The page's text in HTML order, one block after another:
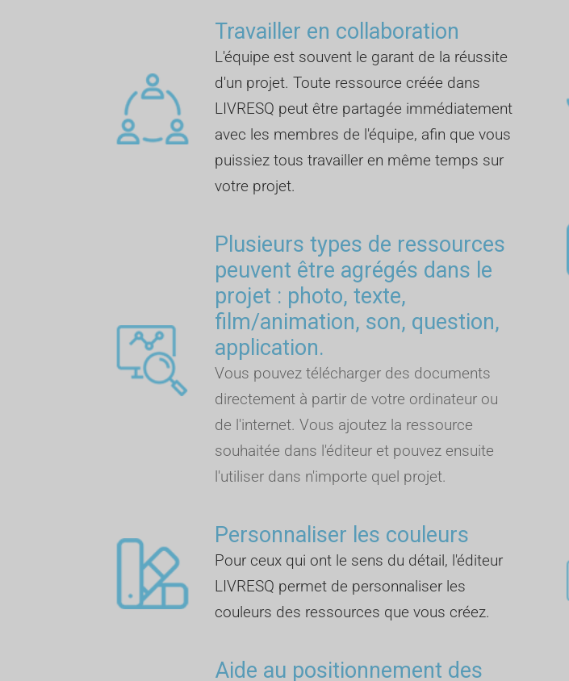
Travailler en collaboration
L'équipe est souvent le garant de la réussite
d'un projet. Toute ressource créée dans
LIVRESQ peut être partagée immédiatement
avec les membres de l'équipe, afin que vous
puissiez tous travailler en même temps sur
votre projet.
Plusieurs types de ressources
peuvent être agrégés dans le
projet : photo, texte,
film/animation, son, question,
application.
Vous pouvez télécharger des documents
directement à partir de votre ordinateur ou
de l'internet. Vous ajoutez la ressource
souhaitée dans l'éditeur et pouvez ensuite
l'utiliser dans n'importe quel projet.
Personnaliser les couleurs
Pour ceux qui ont le sens du détail, l'éditeur
LIVRESQ permet de personnaliser les
couleurs des ressources que vous créez.
Aide au positionnement des